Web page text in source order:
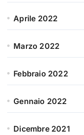
Aprile 2022
Marzo 2022
Febbraio 2022
Gennaio 2022
Dicembre 2021